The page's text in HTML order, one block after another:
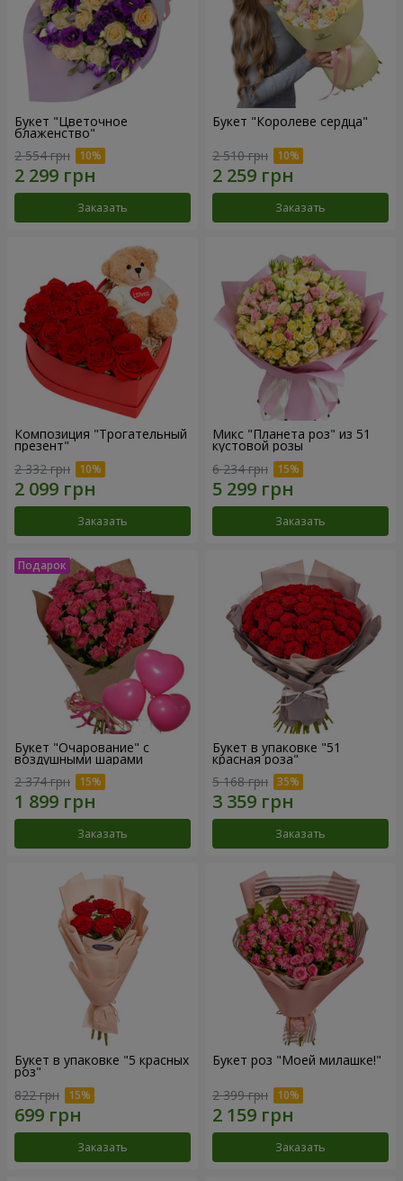
Букет "Цветочное
блаженство"
2 554 грн
Заказать
Букет "Королеве сердца"
2 510 грн
Заказать
Композиция "Трогательный
презент"
2 332 грн
Заказать
Микс "Планета роз" из 51
кустовой розы
6 234 грн
Заказать
Букет "Очарование" с
воздушными шарами
2 374 грн
Заказать
Букет в упаковке "51
красная роза"
5 168 грн
Заказать
Букет в упаковке "5 красных
роз"
822 грн
Заказать
Букет роз "Моей милашке!"
2 399 грн
Заказать